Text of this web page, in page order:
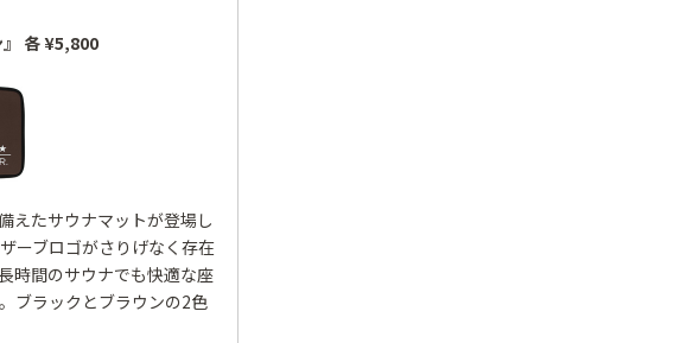
』 各 ¥5,800
えたサウナマットが登場し
ーブロゴがさりげなく存在
時間のサウナでも快適な座
ブラックとブラウンの2色